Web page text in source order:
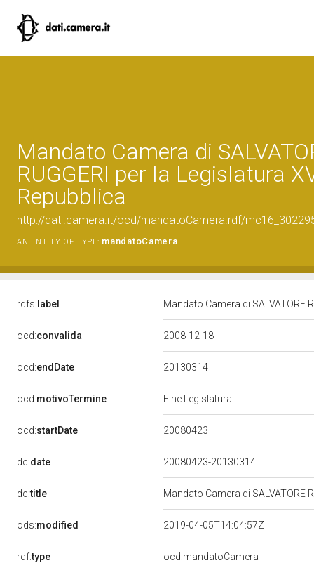
Mandato Camera di
RUGGERI per la Legislatura
Repubblica
http://dati.camera.it/ocd/mandatoCamera.rdf/
AN ENTITY OF TYPE: mandatoCamera
rdfs: label Mandato Camera di SALVATORE
ocd:convalida 2008-12-18
ocd:endDate 20130314
ocd:motivoTermine Fine Legislatura
ocd:startDate 20080423
dc:date 20080423-20130314
dc:title Mandato Camera di SALVATORE
ods:modified 2019-04-05T14:04:57Z
rdf:type
ocd:mandatoCamera